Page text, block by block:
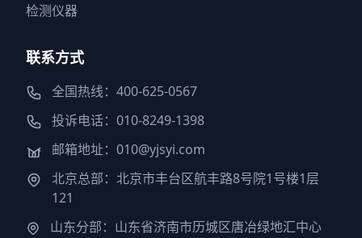
检测仪器
联系方式
全国热线：400-625-0567
投诉电话：010-8249-1398
邮箱地址：010@yjsyi.com
北京总部：北京市丰台区航丰路8号院1号楼1层
121
山东分部：山东省济南市历城区唐冶绿地汇中心